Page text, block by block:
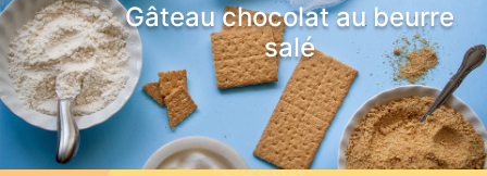
Gâteau chocolat au beurre
salé